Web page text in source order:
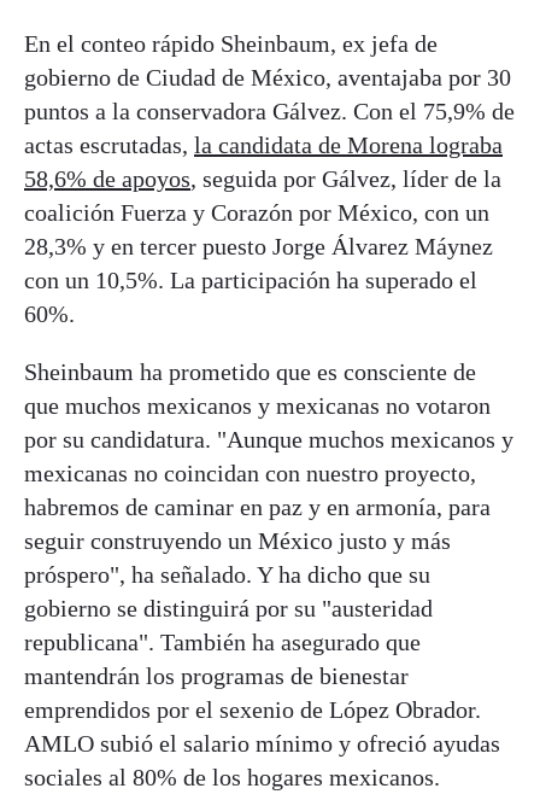
En el conteo rápido Sheinbaum, ex jefa de
gobierno de Ciudad de México, aventajaba por 30
puntos a la conservadora Gálvez. Con el 75,9% de
actas escrutadas, la candidata de Morena lograba
58,6% de apoyos, seguida por Gálvez, líder de la
coalición Fuerza y Corazón por México, con un
28,3% y en tercer puesto Jorge Álvarez Máynez
con un 10,5%. La participación ha superado el
60%.
Sheinbaum ha prometido que es consciente de
que muchos mexicanos y mexicanas no votaron
por su candidatura. "Aunque muchos mexicanos y
mexicanas no coincidan con nuestro proyecto,
habremos de caminar en paz y en armonía, para
seguir construyendo un México justo y más
próspero", ha señalado. Y ha dicho que su
gobierno se distinguirá por su "austeridad
republicana". También ha asegurado que
mantendrán los programas de bienestar
emprendidos por el sexenio de López Obrador.
AMLO subió el salario mínimo y ofreció ayudas
sociales al 80% de los hogares mexicanos.